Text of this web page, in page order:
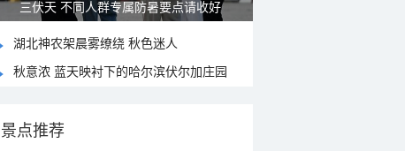
雨后峨眉沟壑尽显 金顶显真容
湖北神农架晨雾缭绕 秋色迷人
秋意浓 蓝天映衬下的哈尔滨伏尔加庄园
景点推荐